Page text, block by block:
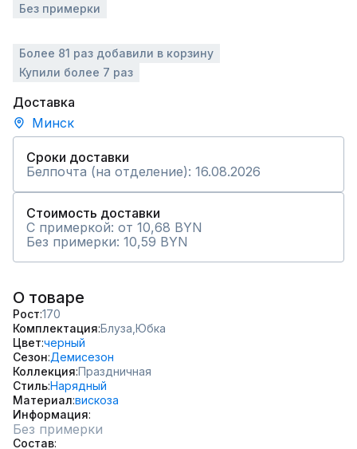
Без примерки
Более 81 раз добавили в корзину
Купили более 7 раз
Доставка
Минск
Сроки доставки
Белпочта (на отделение): 16.08.2026
Стоимость доставки
С примеркой: от 10,68 BYN
Без примерки: 10,59 BYN
О товаре
Рост 170
Комплектация Блуза, Юбка
Цвет черный
Сезон Демисезон
Коллекция Праздничная
СтильНарядный
Материал вискоза
Информация
Без примерки
Состав